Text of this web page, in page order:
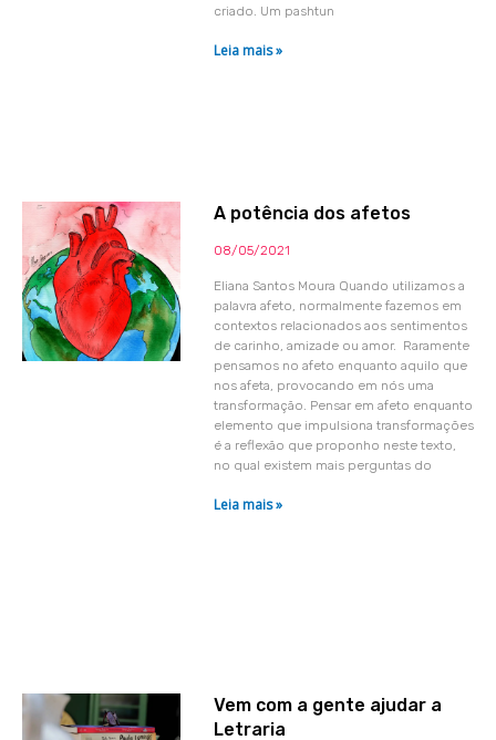
criado. Um pashtun
Leia mais »
A potência dos afetos
08/05/2021
Eliana Santos Moura Quando utilizamos a
palavra afeto, normalmente fazemos em
contextos relacionados aos sentimentos
de carinho, amizade ou amor. Raramente
pensamos no afeto enquanto aquilo que
nos afeta, provocando em nós uma
transformação. Pensar em afeto enquanto
elemento que impulsiona transformações
é a reflexão que proponho neste texto,
no qual existem mais perguntas do
Leia mais »
Vem com a gente ajudar a
Letraria